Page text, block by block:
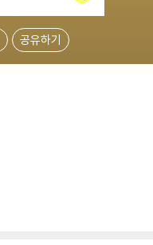
공유하기